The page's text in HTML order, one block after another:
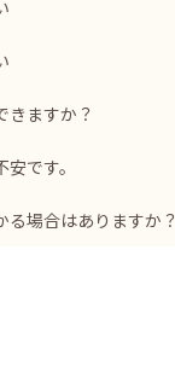
きますか？
です。
る場合はありますか？